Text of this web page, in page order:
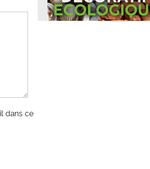
dans ce